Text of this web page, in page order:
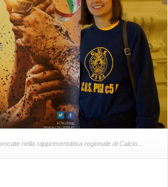
nella rappresentativa regionale di Calcio...